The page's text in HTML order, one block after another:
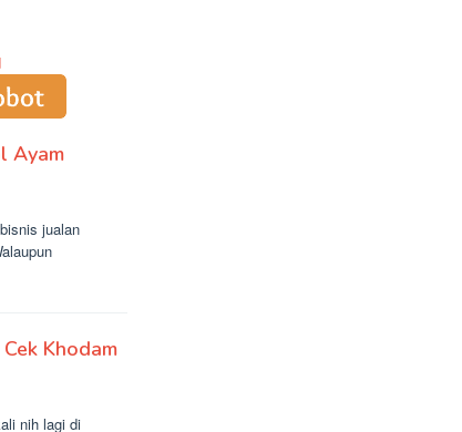
Ayam
jualan
Khodam
nih lagi di